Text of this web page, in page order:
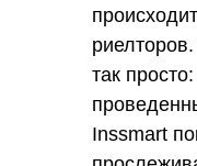
так
Inssmart